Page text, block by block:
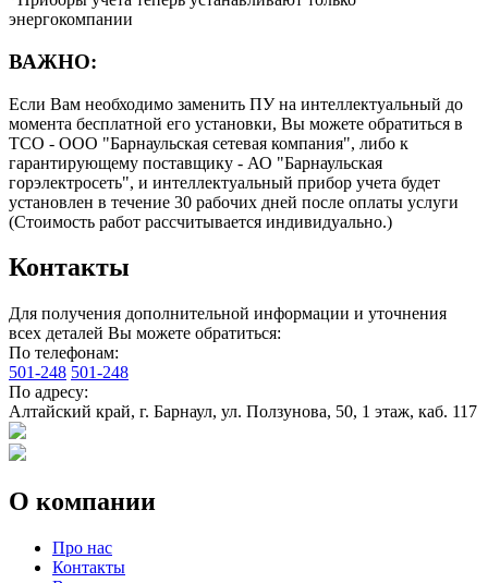
энергокомпании
ВАЖНО:
Если Вам необходимо заменить ПУ на интеллектуальный до
момента бесплатной его установки, Вы можете обратиться в
ТСО - ООО "Барнаульская сетевая компания", либо к
гарантирующему поставщику - АО "Барнаульская
горэлектросеть", и интеллектуальный прибор учета будет
установлен в течение 30 рабочих дней после оплаты услуги
(Стоимость работ рассчитывается индивидуально.)
Контакты
Для получения дополнительной информации и уточнения
всех деталей Вы можете обратиться:
По телефонам:
501-248 501-248
По адресу:
Алтайский край, г. Барнаул, ул. Ползунова, 50, 1 этаж, каб. 117
О компании
Про нас
Контакты